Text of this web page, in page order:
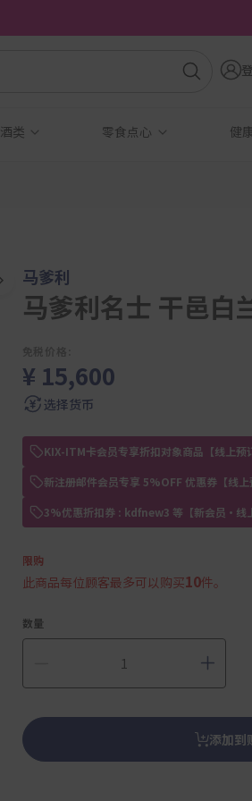
酒类 零食点心 健
马爹利
马爹利名士 干邑白
¥ 15,600
选择货币
KIX-ITM卡会员专享折扣对象商品【线上预
新注册邮件会员专享 5%OFF 优惠券【线上
3%优惠折扣券 : kdfnew3 等【新会员・线
限购
此商品每位顾客最多可以购买10件。
数量
添加到